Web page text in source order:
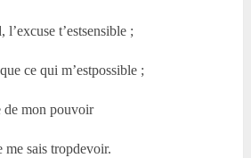
t’estsensible ;
ce qui m’estpossible ;
de mon pouvoir
me sais tropdevoir.